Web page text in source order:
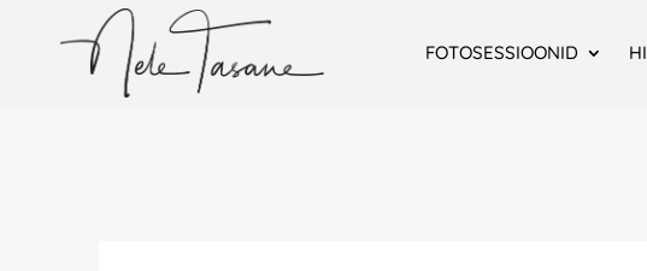
FOTOSESSIOONID